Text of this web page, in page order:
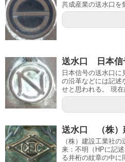
共成産業の送水口を
送水口 日本信
日本信号の送水口
の沿革などには記
せと思われる。 現
送水口 （株）
（株）建設工業社
来：不明（HPに記
る井桁の紋章の中に